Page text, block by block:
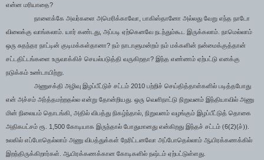
என்ன மரியாதை?
நாளைக்கே அவர்களை அமெரிக்காவோ பாகிஸ்தானோ அல்லது வேறு எந்த நாடோ
விலைக்கு வாங்கலாம். யார் கண்டது அப்படி ஏற்கெனவே நடந்தும்கூட இருக்கலாம். நாமெல்லாம்
ஒரு சுதந்தர நாட்டின் குடிமக்கள்தானா? நம் நாடாளுமன்றம் நம் மக்களின் நன்மைக்குத்தான்
சட்டதிட்டங்களை உருவாக்கிச் செயல்படுத்தி வருகிறதா? இந்த எண்ணம் ஏற்பட்டு எனக்கு
நடுக்கம் உண்டாயிற்று.
அணுசக்தி அழிவு இழப்பீட்டுச் சட்டம் 2010 பற்றிச் செய்தித்தாள்களில் படித்தபோது
என் அச்சம் அர்த்தமற்றதல்ல என்று தோன்றியது. ஒரு வெளிநாட்டு நிறுவனம் இந்தியாவில் அணு
மின் நிலையம் தொடங்கி அதில் விபத்து நிகழ்ந்தால் நிறுவனம் வழங்கும் இழப்பீட்டுத் தொகை
அதிகபட்சம் ரூ. 1,500 கோடியாக இருந்தால் போதுமானது என்கிறது இந்தச் சட்டம் (6(2)(ச்)).
உலகில் எப்போதெல்லாம் அணு விபத்துக்கள் நேரிட்டனவோ அப்போதெல்லாம் ஆயிரக்கணக்கில்
இறந்திருக்கிறார்கள். ஆயிரக்கணக்கான கோடிகளில் நஷ்டம் ஏற்பட்டுள்ளது.